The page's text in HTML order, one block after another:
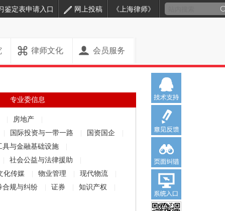
鉴定表申请入口 网上投稿 《上海律师》
律师文化 会员服务
专业委信息
房地产
国际投资与一带一路 国资国企
具与金融基础设施
社会公益与法律援助
化传媒 物业管理 现代物流
合规与纠纷 证券 知识产权